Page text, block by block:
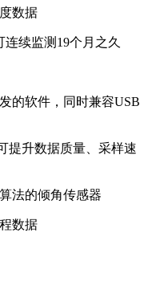
数据
续监测19个月之久
软件，同时兼容USB
升数据质量、采样速
法的倾角传感器
数据